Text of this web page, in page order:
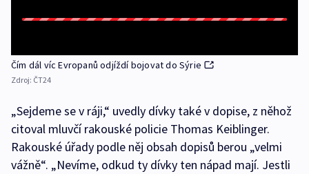
Čím dál víc Evropanů odjíždí bojovat do Sýrie
Zdroj: ČT24
„Sejdeme se v ráji,“ uvedly dívky také v dopise, z něhož
citoval mluvčí rakouské policie Thomas Keiblinger.
Rakouské úřady podle něj obsah dopisů berou „velmi
vážně“. „Nevíme, odkud ty dívky ten nápad mají. Jestli